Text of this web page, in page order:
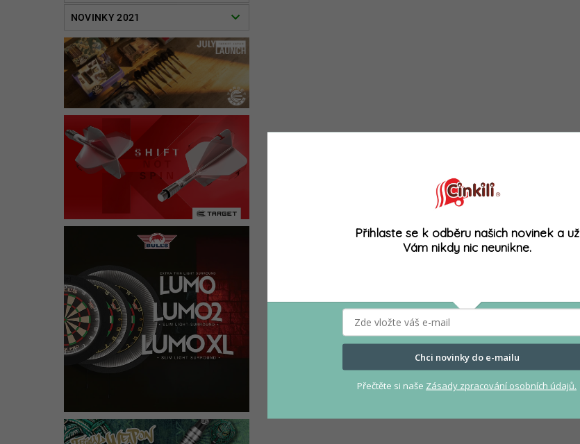
NOVINKY 2021
Přihlaste se k odběru našich novinek a už
Vám nikdy nic neunikne.
Chci novinky do e-mailu
Přečtěte si naše Zásady zpracování osobních údajů.